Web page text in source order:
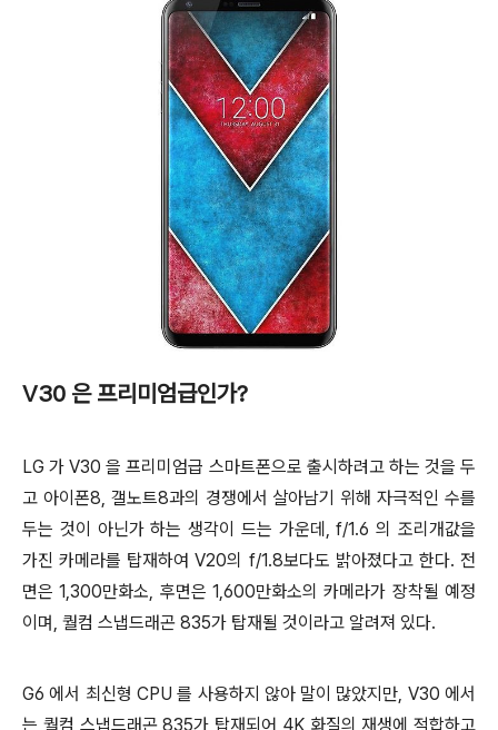
V30 은 프리미엄급인가?
LG 가 V30 을 프리미엄급 스마트폰으로 출시하려고 하는 것을 두
고 아이폰8, 갤노트8과의 경쟁에서 살아남기 위해 자극적인 수를
두는 것이 아닌가 하는 생각이 드는 가운데, f/1.6 의 조리개값을
가진 카메라를 탑재하여 V20의 f/1.8보다도 밝아졌다고 한다. 전
면은 1,300만화소, 후면은 1,600만화소의 카메라가 장착될 예정
이며, 퀄컴 스냅드래곤 835가 탑재될 것이라고 알려져 있다.
G6 에서 최신형 CPU 를 사용하지 않아 말이 많았지만, V30 에서
는 퀄컴 스냅드래곤 835가 탑재되어 4K 화질의 재생에 적합하고